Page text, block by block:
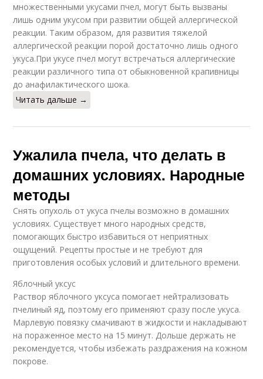
множественными укусами пчел, могут быть вызваны
лишь одним укусом при развитии общей аллергической
реакции. Таким образом, для развития тяжелой
аллергической реакции порой достаточно лишь одного
укуса.При укусе пчел могут встречаться аллергические
реакции различного типа от обыкновенной крапивницы
до анафилактического шока.
Читать дальше →
Ужалила пчела, что делать в
домашних условиях. Народные
методы
Снять опухоль от укуса пчелы возможно в домашних
условиях. Существует много народных средств,
помогающих быстро избавиться от неприятных
ощущений. Рецепты простые и не требуют для
приготовления особых условий и длительного времени.
Яблочный уксус
Раствор яблочного уксуса помогает нейтрализовать
пчелиный яд, поэтому его применяют сразу после укуса.
Марлевую повязку смачивают в жидкости и накладывают
на пораженное место на 15 минут. Дольше держать не
рекомендуется, чтобы избежать раздражения на кожном
покрове.